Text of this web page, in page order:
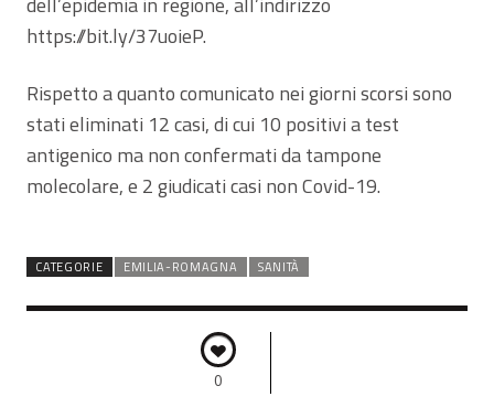
https://bit.ly/37uoieP.
Rispetto a quanto comunicato nei giorni scorsi sono
stati eliminati 12 casi, di cui 10 positivi a test
antigenico ma non confermati da tampone
molecolare, e 2 giudicati casi non Covid-19.
CATEGORIE EMILIA-ROMAGNA SANITÀ
0